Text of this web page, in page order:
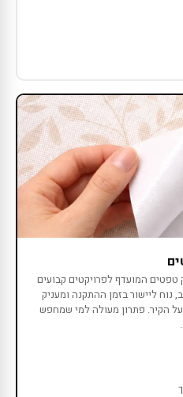
המועדף לפרויקטים קבועים
נוח ליישור בזמן ההתקנה ומעניק
הקיר. פתרון מעולה למי שמחפש